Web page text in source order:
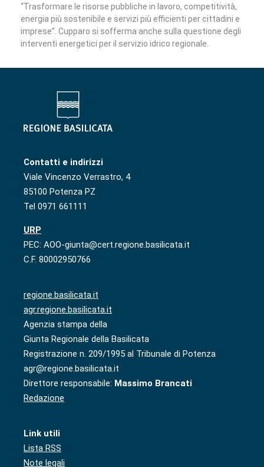
“Trasformare le risorse pubbliche in lavoro, competitività,
energia più sostenibile e servizi più efficienti per cittadini e
imprese”. Cupparo si sofferma anche sulla questione degli
interventi energetici per il servizio idrico regionale.
Contatti e indirizzi
Viale Vincenzo Verrastro, 4
85100 Potenza PZ
Tel 0971 661111
URP
PEC: AOO-giunta@cert.regione.basilicata.it
C.F. 80002950766
regione.basilicata.it
agr.regione.basilicata.it
Agenzia stampa della
Giunta Regionale della Basilicata
Registrazione n. 209/1995 al Tribunale di Potenza
agr@regione.basilicata.it
Direttore responsabile: Massimo Brancati
Redazione
Link utili
Lista RSS
Note legali